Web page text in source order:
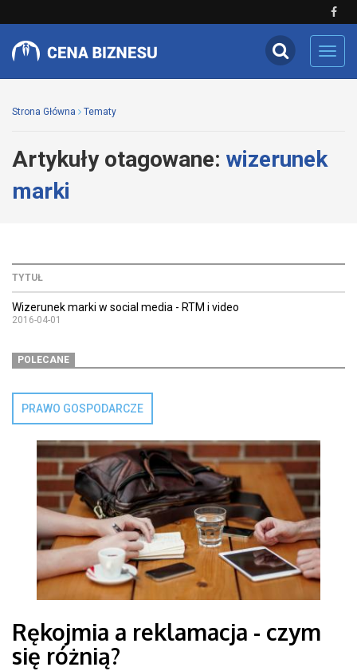
Strona Główna Tematy
Artykuły otagowane: wizerunek
marki
TYTUŁ
Wizerunek marki w social media - RTM i video
2016-04-01
POLECANE
PRAWO GOSPODARCZE
Rękojmia a reklamacja - czym
się różnią?